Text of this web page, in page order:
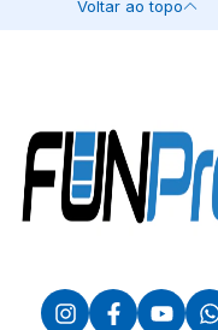
Voltar ao topo